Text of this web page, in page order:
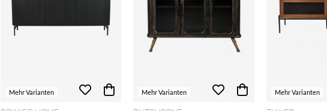
Mehr Varianten Mehr Varianten Mehr Varianten